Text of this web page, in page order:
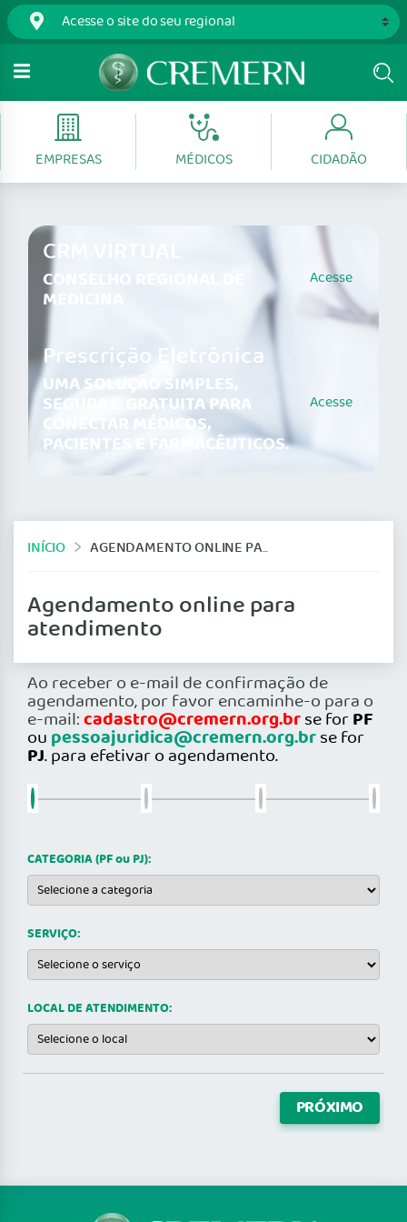
EMPRESAS MÉDICOS CIDADÃO
CRM VIRTUAL
CONSELHO REGIONAL DE
MEDICINA
Acesse
Prescrição Eletrônica
UMA SOLUÇÃO SIMPLES,
SEGURA E GRATUITA PARA
CONECTAR MÉDICOS,
PACIENTES E FARMACÊUTICOS.
Acesse
INÍCIO AGENDAMENTO ONLINE PARA ATENDIMENTO
Agendamento online para
atendimento
Ao receber o e-mail de confirmação de
agendamento, por favor encaminhe-o para o
e-mail:cadastro@cremern.org.brse forPF
ou pessoajuridica@cremern.org.brse for
PJ.para efetivar o agendamento.
CATEGORIA (PF ou PJ):
SERVIÇO:
LOCAL DE ATENDIMENTO:
PRÓXIMO